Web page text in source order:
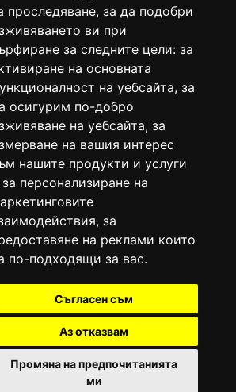
проследяване, за да подобри
ви при
за следните цели: за
на основната
на уебсайта, за
осигурим по-добро
на уебсайта, за
на вашия интерес
нашите продукти и услуги
персонализиране на
, за
на реклами които
по-подходящи за вас.
Съгласен съм
Аз отказвам
Промяна на предпочитанията
ми
вестника е регистрирано в националния
издания (Българска национална
ISSN 1312-4722.
на марката: Вяра информационен
България, със свидетелство за марка
година.